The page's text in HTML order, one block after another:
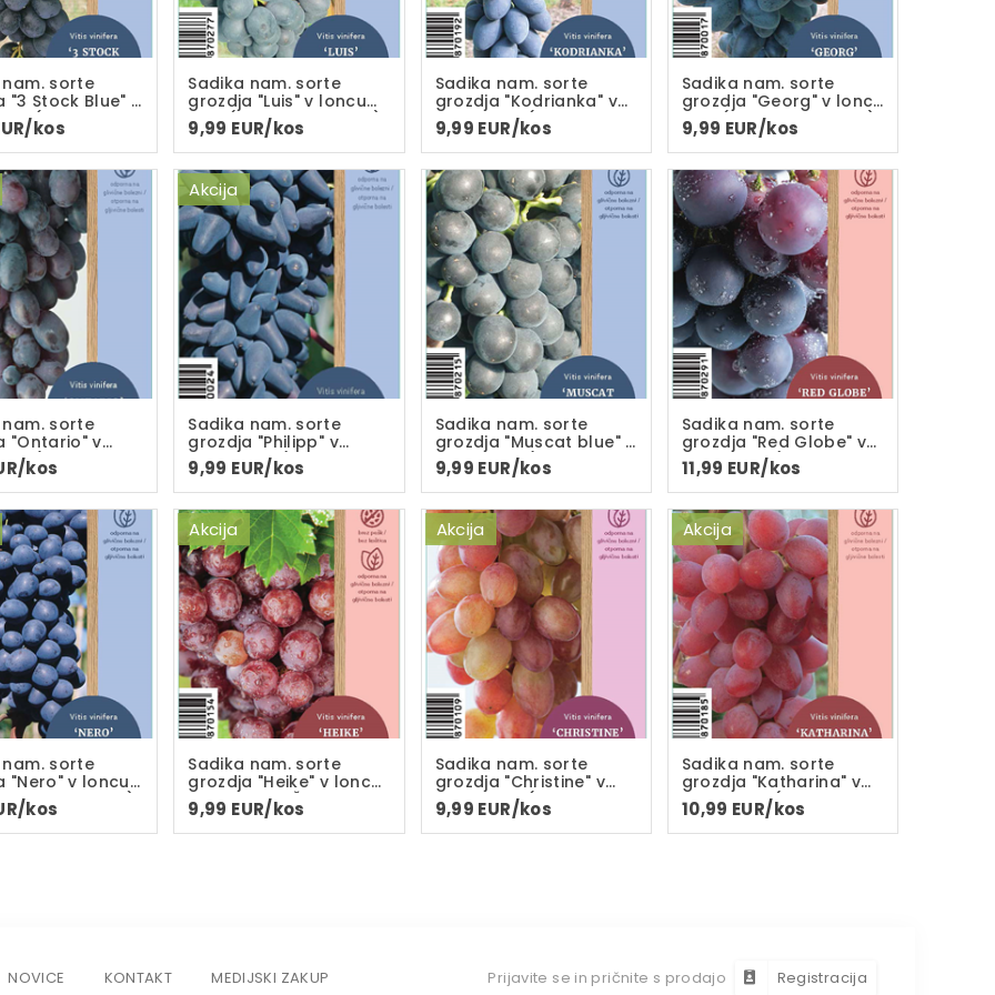
nam. sorte
"3 Stock Blue" v
2L(dvoletna
kos
Sadika nam. sorte
grozdja "Luis" v loncu
C-2L(dvoletna sadika)
9,99 EUR/kos
Sadika nam. sorte
grozdja "Kodrianka" v
loncu C-2L(dvoletna
sadika) grozdi do 1,5kg
9,99 EUR/kos
Sadika nam. sorte
grozdja "Georg" v loncu
C-2L(dvoletna sadika)
9,99 EUR/kos
nam. sorte
"Ontario" v
2L(dveletna
kos
Sadika nam. sorte
grozdja "Philipp" v
loncu C-2L(dvoletna
sadika)
9,99 EUR/kos
Akcija
Sadika nam. sorte
grozdja "Muscat blue" v
loncu C-2L(dvoletna
sadika)
9,99 EUR/kos
Sadika nam. sorte
grozdja "Red Globe" v
loncu C-2L(dveletna
sadika)
11,99 EUR/kos
nam. sorte
"Nero" v loncu
sadika)
kos
Sadika nam. sorte
grozdja "Heike" v loncu
C-2L BREZ PEŠK
(dvoletna sadika)
9,99 EUR/kos
Akcija
Sadika nam. sorte
grozdja "Christine" v
loncu C-2L(dvoletna
sadika)
9,99 EUR/kos
Akcija
Sadika nam. sorte
grozdja "Katharina" v
loncu C-2L(dvoletna
sadika)
10,99 EUR/kos
Akcija
NOVICE KONTAKT MEDIJSKI ZAKUP Prijavite se in pričnite s prodajo Registracija